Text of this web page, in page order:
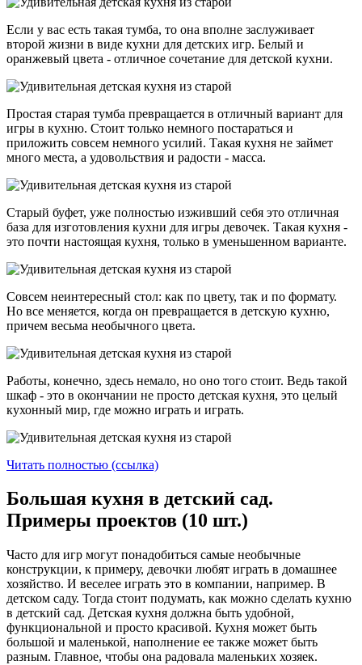
Если у вас есть такая тумба, то она вполне заслуживает
второй жизни в виде кухни для детских игр. Белый и
оранжевый цвета - отличное сочетание для детской кухни.
Простая старая тумба превращается в отличный вариант для
игры в кухню. Стоит только немного постараться и
приложить совсем немного усилий. Такая кухня не займет
много места, а удовольствия и радости - масса.
Старый буфет, уже полностью изживший себя это отличная
база для изготовления кухни для игры девочек. Такая кухня -
это почти настоящая кухня, только в уменьшенном варианте.
Совсем неинтересный стол: как по цвету, так и по формату.
Но все меняется, когда он превращается в детскую кухню,
причем весьма необычного цвета.
Работы, конечно, здесь немало, но оно того стоит. Ведь такой
шкаф - это в окончании не просто детская кухня, это целый
кухонный мир, где можно играть и играть.
Читать полностью (ссылка)
Большая кухня в детский сад.
Примеры проектов (10 шт.)
Часто для игр могут понадобиться самые необычные
конструкции, к примеру, девочки любят играть в домашнее
хозяйство. И веселее играть это в компании, например. В
детском саду. Тогда стоит подумать, как можно сделать кухню
в детский сад. Детская кухня должна быть удобной,
функциональной и просто красивой. Кухня может быть
большой и маленькой, наполнение ее также может быть
разным. Главное, чтобы она радовала маленьких хозяек.